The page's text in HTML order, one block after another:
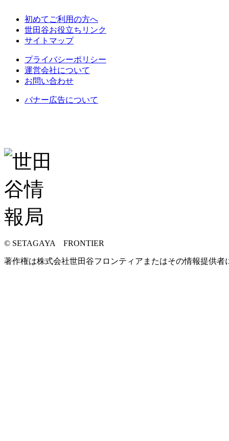
初めてご利用の方へ
世田谷お役立ちリンク
サイトマップ
プライバシーポリシー
運営会社について
お問い合わせ
バナー広告について
© SETAGAYA FRONTIER
著作権は株式会社世田谷フロンティアまたはその情報提供者